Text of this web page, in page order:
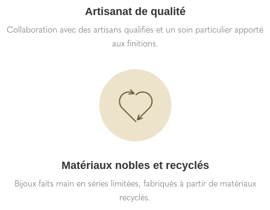
Artisanat de qualité
Collaboration avec des artisans qualifiés et un soin particulier apporté
aux finitions.
Matériaux nobles et recyclés
Bijoux faits main en séries limitées, fabriqués à partir de matériaux
recyclés.